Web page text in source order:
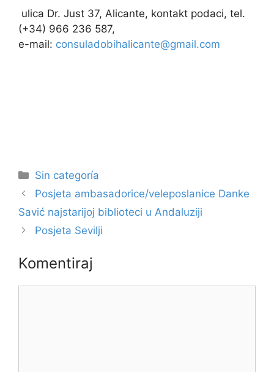
ulica Dr. Just 37, Alicante, kontakt podaci, tel.
(+34) 966 236 587,
e-mail: consuladobihalicante@gmail.com
Kategorije
Sin categoría
Posjeta ambasadorice/veleposlanice Danke
Savić najstarijoj biblioteci u Andaluziji
Posjeta Sevilji
Komentiraj